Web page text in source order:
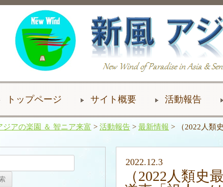
トップページ サイト概要 活動報告
ジアの楽園 ＆ 智ニア来富 > 活動報告 > 最新情報 > （2022人類
2022.12.3
（2022人類